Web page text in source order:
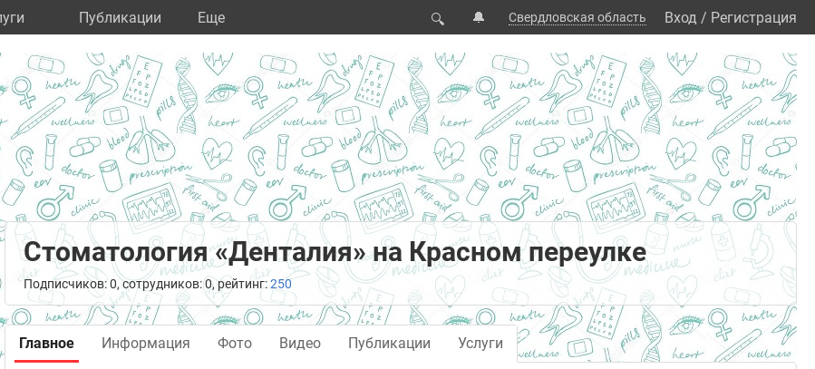
Публикации Eще 🔍 🔔 Свердловская область Вход / Регистрация
Стоматология «Денталия» на Красном переулке
Подписчиков: 0, сотрудников: 0, рейтинг:250
Главное Информация Фото Видео Публикации Услуги